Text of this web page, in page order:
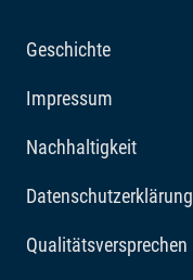
Geschichte
Impressum
Nachhaltigkeit
Datenschutzerklärung
Qualitätsversprechen